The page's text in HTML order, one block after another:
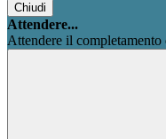
Chiudi
Attendere...
Attendere il completamento